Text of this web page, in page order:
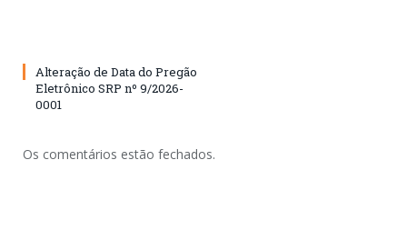
Alteração de Data do Pregão
Eletrônico SRP nº 9/2026-
0001
Os comentários estão fechados.